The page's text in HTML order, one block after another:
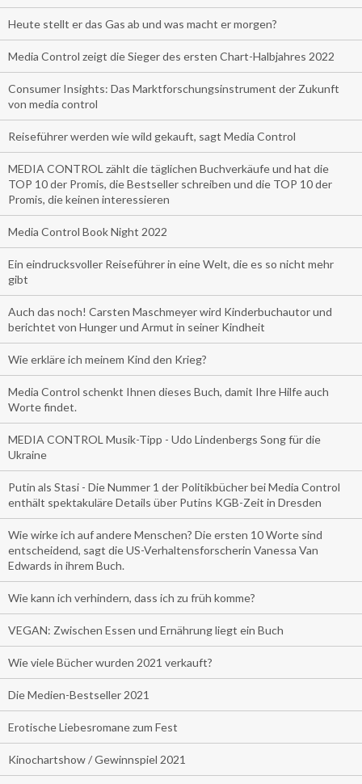
Heute stellt er das Gas ab und was macht er morgen?
Media Control zeigt die Sieger des ersten Chart-Halbjahres 2022
Consumer Insights: Das Marktforschungsinstrument der Zukunft
von media control
Reiseführer werden wie wild gekauft, sagt Media Control
MEDIA CONTROL zählt die täglichen Buchverkäufe und hat die
TOP 10 der Promis, die Bestseller schreiben und die TOP 10 der
Promis, die keinen interessieren
Media Control Book Night 2022
Ein eindrucksvoller Reiseführer in eine Welt, die es so nicht mehr
gibt
Auch das noch! Carsten Maschmeyer wird Kinderbuchautor und
berichtet von Hunger und Armut in seiner Kindheit
Wie erkläre ich meinem Kind den Krieg?
Media Control schenkt Ihnen dieses Buch, damit Ihre Hilfe auch
Worte findet.
MEDIA CONTROL Musik-Tipp - Udo Lindenbergs Song für die
Ukraine
Putin als Stasi - Die Nummer 1 der Politikbücher bei Media Control
enthält spektakuläre Details über Putins KGB-Zeit in Dresden
Wie wirke ich auf andere Menschen? Die ersten 10 Worte sind
entscheidend, sagt die US-Verhaltensforscherin Vanessa Van
Edwards in ihrem Buch.
Wie kann ich verhindern, dass ich zu früh komme?
VEGAN: Zwischen Essen und Ernährung liegt ein Buch
Wie viele Bücher wurden 2021 verkauft?
Die Medien-Bestseller 2021
Erotische Liebesromane zum Fest
Kinochartshow / Gewinnspiel 2021